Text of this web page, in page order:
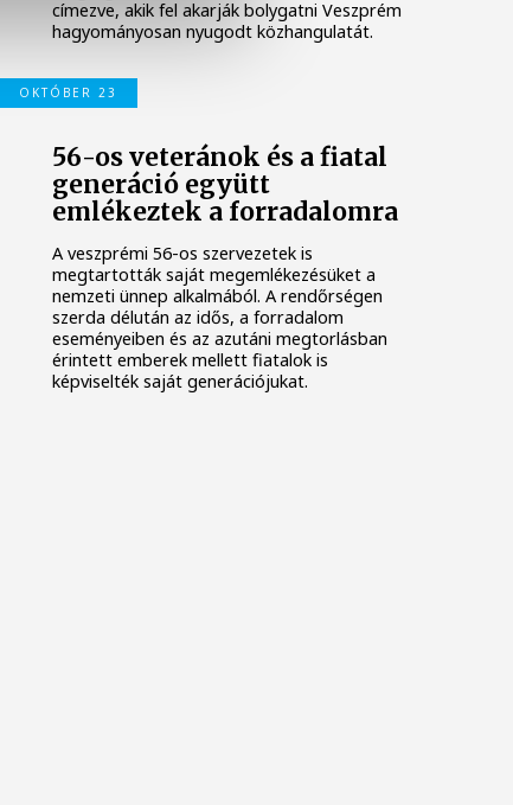
címezve, akik fel akarják bolygatni Veszprém
hagyományosan nyugodt közhangulatát.
OKTÓBER 23
56-os veteránok és a fiatal
generáció együtt
emlékeztek a forradalomra
A veszprémi 56-os szervezetek is
megtartották saját megemlékezésüket a
nemzeti ünnep alkalmából. A rendőrségen
szerda délután az idős, a forradalom
eseményeiben és az azutáni megtorlásban
érintett emberek mellett fiatalok is
képviselték saját generációjukat.